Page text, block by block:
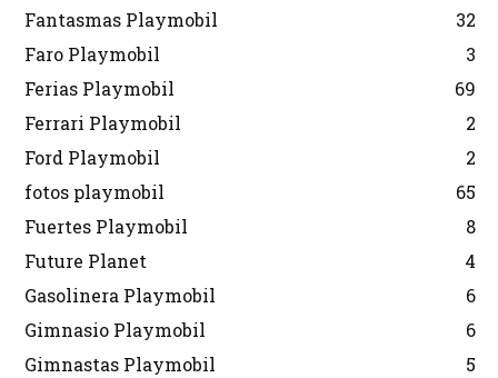
Fantasmas Playmobil
32
Faro Playmobil
3
Ferias Playmobil
69
Ferrari Playmobil
2
Ford Playmobil
2
fotos playmobil
65
Fuertes Playmobil
8
Future Planet
4
Gasolinera Playmobil
6
Gimnasio Playmobil
6
Gimnastas Playmobil
5